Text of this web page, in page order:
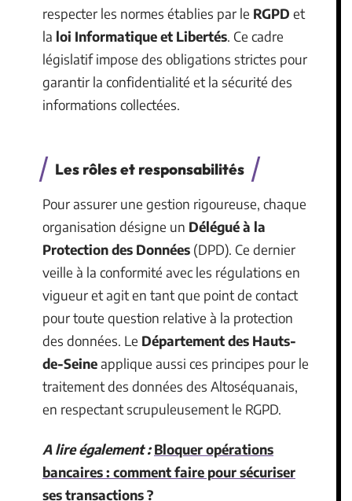
respecter les normes établies par le RGPD et
la loi Informatique et Libertés. Ce cadre
législatif impose des obligations strictes pour
garantir la confidentialité et la sécurité des
informations collectées.
Les rôles et responsabilités
Pour assurer une gestion rigoureuse, chaque
organisation désigne un Délégué à la
Protection des Données (DPD). Ce dernier
veille à la conformité avec les régulations en
vigueur et agit en tant que point de contact
pour toute question relative à la protection
des données. Le Département des Hauts-
de-Seineapplique aussi ces principes pour le
traitement des données des Altoséquanais,
en respectant scrupuleusement le RGPD.
A lire également : Bloquer opérations
bancaires : comment faire pour sécuriser
ses transactions ?